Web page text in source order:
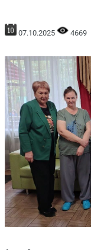
07.10.2025 4669